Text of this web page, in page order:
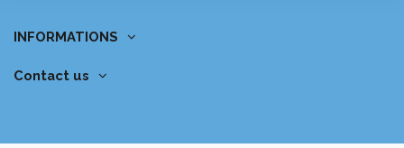
INFORMATIONS
Contact us